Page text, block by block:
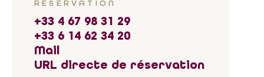
RÉSERVATION
+33 4 67 98 31 29
+33 6 14 62 34 20
Mail
URL directe de réservation